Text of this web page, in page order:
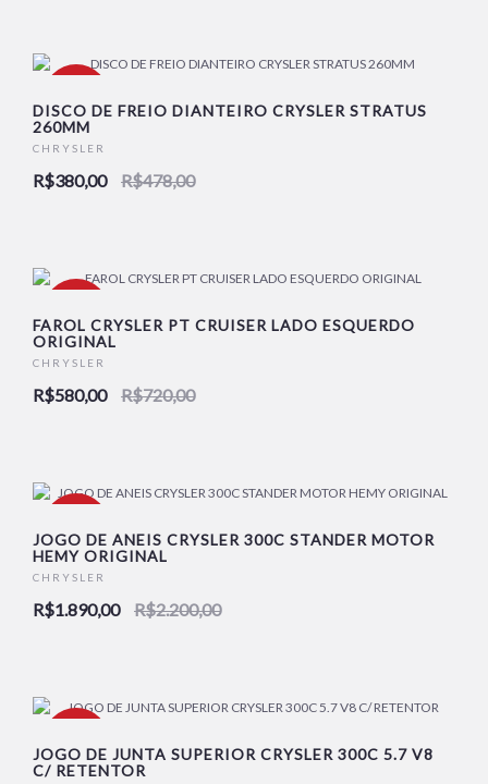
DISCO DE FREIO DIANTEIRO CRYSLER STRATUS
260MM
CHRYSLER
R$380,00 R$478,00
FAROL CRYSLER PT CRUISER LADO ESQUERDO
ORIGINAL
CHRYSLER
R$580,00 R$720,00
JOGO DE ANEIS CRYSLER 300C STANDER MOTOR
HEMY ORIGINAL
CHRYSLER
R$1.890,00 R$2.200,00
JOGO DE JUNTA SUPERIOR CRYSLER 300C 5.7 V8
C/ RETENTOR